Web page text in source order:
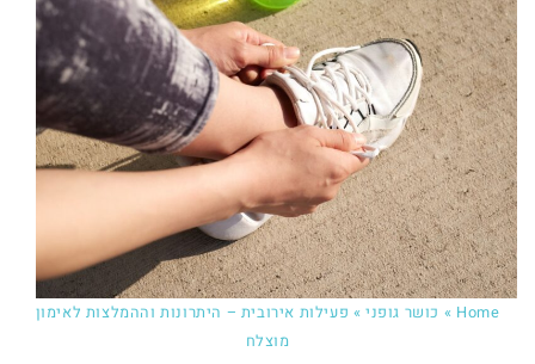
Home
» כושר גופני» פעילות אירובית – היתרונות וההמלצות לאימון
מוצלח